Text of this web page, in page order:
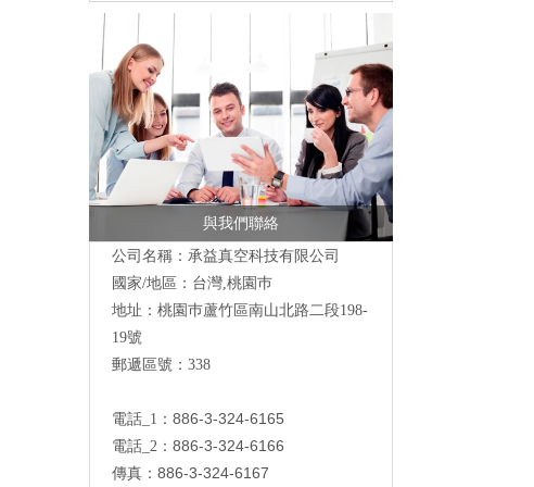
與我們聯絡
公司名稱：承益真空科技有限公司
國家/地區：台灣,桃園巿
地址：桃園巿蘆竹區南山北路二段198-
19號
郵遞區號：338
電話_1： 886-3-324-6165
電話_2： 886-3-324-6166
傳真： 886-3-324-6167